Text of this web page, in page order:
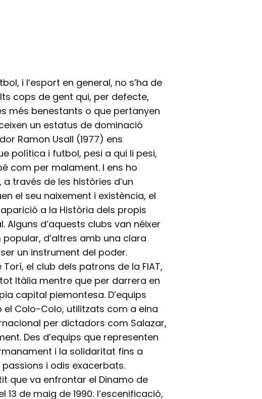
i l’esport en general, no s’ha de
cops de gent qui, per defecte,
més benestants o que pertanyen
un estatus de dominació
Ramon Usall (1977) ens
política i futbol, pesi a qui li pesi,
com per malament. I ens ho
través de les històries d’un
el seu naixement i existència, el
a la Història dels propis
d’aquests clubs van néixer
popular, d’altres amb una clara
un instrument del poder.
el club dels patrons de la FIAT,
Itàlia mentre que per darrera en
capital piemontesa. D’equips
el Colo-Colo, utilitzats com a eina
per dictadors com Salazar,
Des d’equips que representen
i la solidaritat fins a
i odis exacerbats.
que va enfrontar el Dinamo de
13 de maig de 1990: l’escenificació,